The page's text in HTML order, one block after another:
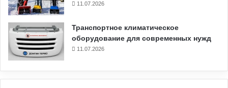
11.07.2026
Транспортное климатическое
оборудование для современных нужд
11.07.2026